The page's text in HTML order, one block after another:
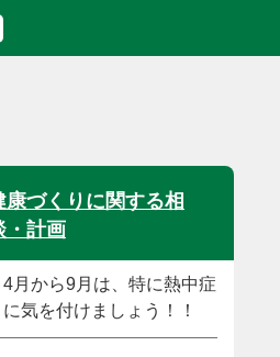
康づくりに関する相
・計画
4月から9月は、特に熱中症
に気を付けましょう！！